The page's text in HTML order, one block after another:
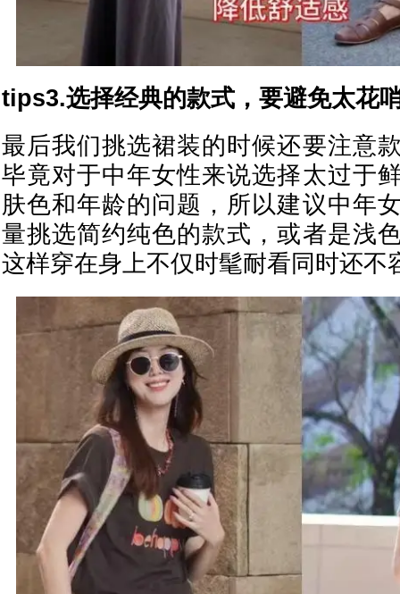
tips3.选择经典的款式，要避免太花
最后我们挑选裙装的时候还要注意
毕竟对于中年女性来说选择太过于
肤色和年龄的问题，所以建议中年
量挑选简约纯色的款式，或者是浅
这样穿在身上不仅时髦耐看同时还不